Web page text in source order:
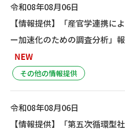
令和08年08月06日
【情報提供】「産官学連携に
ー加速化のための調査分析」
その他の情報提供
令和08年08月06日
【情報提供】「第五次循環型